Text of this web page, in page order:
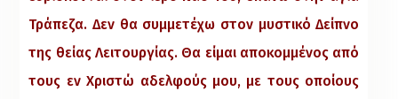
Τράπεζα. Δεν θα συμμετέχω στον μυστικό Δείπνο
της θείας Λειτουργίας. Θα είμαι αποκομμένος από
τους εν Χριστώ αδελφούς μου, με τους οποίους